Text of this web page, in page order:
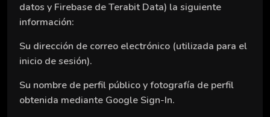
datos y Firebase de Terabit Data) la siguiente
información:
Su dirección de correo electrónico (utilizada para el
inicio de sesión).
Su nombre de perfil público y fotografía de perfil
obtenida mediante Google Sign-In.